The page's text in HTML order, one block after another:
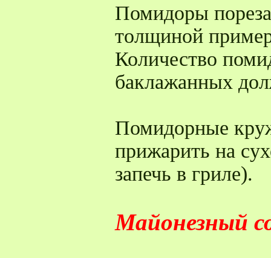
Помидоры
толщиной
Количество
баклажанных
Помидорные
прижарить на
запечь в гриле).
Майонезный